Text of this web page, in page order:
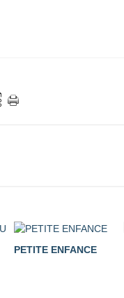
PETITE ENFANCE